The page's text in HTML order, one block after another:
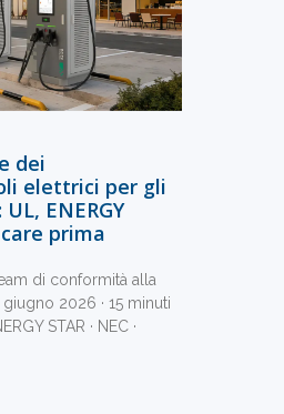
dei
elettrici per gli
ENERGY
prima
di conformità alla
2026 · 15 minuti
STAR · NEC ·